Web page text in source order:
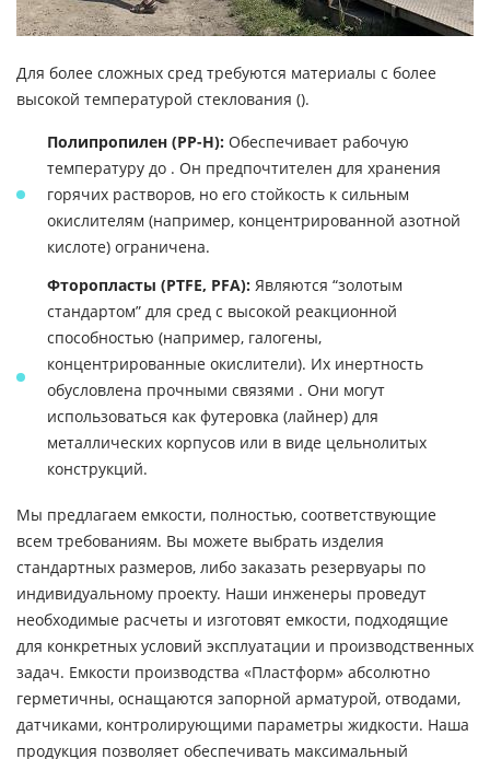
Для более сложных сред требуются материалы с более
высокой температурой стеклования ().
Полипропилен (PP-H): Обеспечивает рабочую
температуру до . Он предпочтителен для хранения
горячих растворов, но его стойкость к сильным
окислителям (например, концентрированной азотной
кислоте) ограничена.
Фторопласты (PTFE, PFA): Являются “золотым
стандартом” для сред с высокой реакционной
способностью (например, галогены,
концентрированные окислители). Их инертность
обусловлена прочными связями . Они могут
использоваться как футеровка (лайнер) для
металлических корпусов или в виде цельнолитых
конструкций.
Мы предлагаем емкости, полностью, соответствующие
всем требованиям. Вы можете выбрать изделия
стандартных размеров, либо заказать резервуары по
индивидуальному проекту. Наши инженеры проведут
необходимые расчеты и изготовят емкости, подходящие
для конкретных условий эксплуатации и производственных
задач. Емкости производства «Пластформ» абсолютно
герметичны, оснащаются запорной арматурой, отводами,
датчиками, контролирующими параметры жидкости. Наша
продукция позволяет обеспечивать максимальный